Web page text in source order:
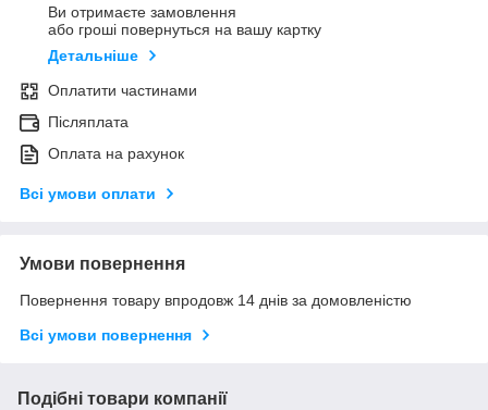
Ви отримаєте замовлення
або гроші повернуться на вашу картку
Детальніше
Оплатити частинами
Післяплата
Оплата на рахунок
Всі умови оплати
Умови повернення
Повернення товару впродовж 14 днів за домовленістю
Всі умови повернення
Подібні товари компанії